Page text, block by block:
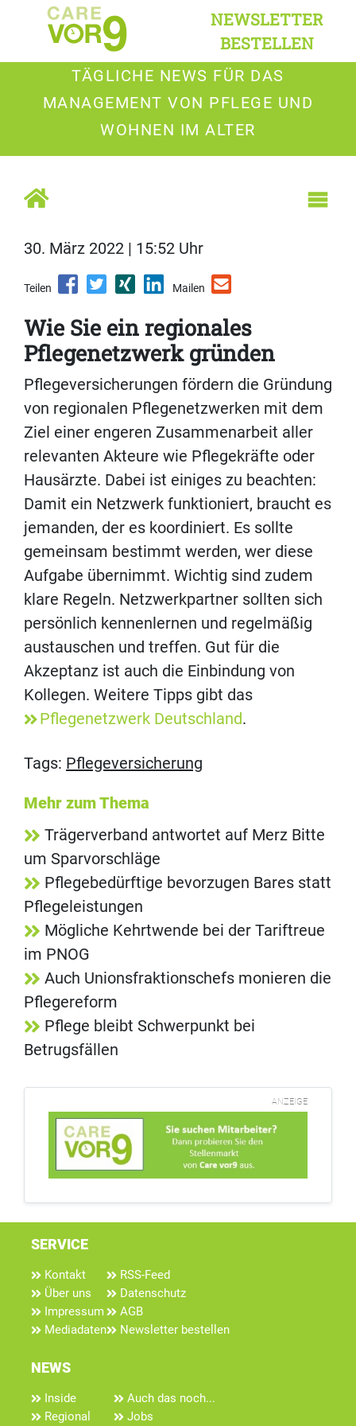
NEWSLETTER
BESTELLEN
TÄGLICHE NEWS FÜR DAS
MANAGEMENT VON PFLEGE UND
WOHNEN IM ALTER
30. März 2022 | 15:52 Uhr
Teilen Mailen
Wie Sie ein regionales
Pflegenetzwerk gründen
Pflegeversicherungen fördern die Gründung
von regionalen Pflegenetzwerken mit dem
Ziel einer engeren Zusammenarbeit aller
relevanten Akteure wie Pflegekräfte oder
Hausärzte. Dabei ist einiges zu beachten:
Damit ein Netzwerk funktioniert, braucht es
jemanden, der es koordiniert. Es sollte
gemeinsam bestimmt werden, wer diese
Aufgabe übernimmt. Wichtig sind zudem
klare Regeln. Netzwerkpartner sollten sich
persönlich kennenlernen und regelmäßig
austauschen und treffen. Gut für die
Akzeptanz ist auch die Einbindung von
Kollegen. Weitere Tipps gibt das
Pflegenetzwerk Deutschland.
Tags: Pflegeversicherung
Mehr zum Thema
Trägerverband antwortet auf Merz Bitte
um Sparvorschläge
Pflegebedürftige bevorzugen Bares statt
Pflegeleistungen
Mögliche Kehrtwende bei der Tariftreue
im PNOG
Auch Unionsfraktionschefs monieren die
Pflegereform
Pflege bleibt Schwerpunkt bei
Betrugsfällen
ANZEIGE
SERVICE
Kontakt
Über uns
Impressum
Mediadaten
RSS-Feed
Datenschutz
AGB
Newsletter bestellen
NEWS
Inside
Regional
Auch das noch...
Jobs